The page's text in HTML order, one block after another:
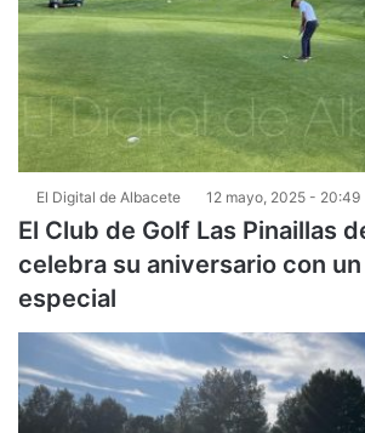
El Digital de Albacete 12 mayo, 2025 - 20:49
El Club de Golf Las Pinaillas
celebra su aniversario con
especial